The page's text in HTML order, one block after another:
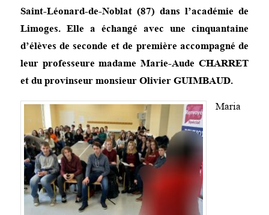
Saint-Léonard-de-Noblat (87) dans l’académie de
Limoges. Elle a échangé avec une cinquantaine
d’élèves de seconde et de première accompagné de
leur professeure madame Marie-Aude CHARRET
et du provinseur monsieur Olivier GUIMBAUD.
Maria